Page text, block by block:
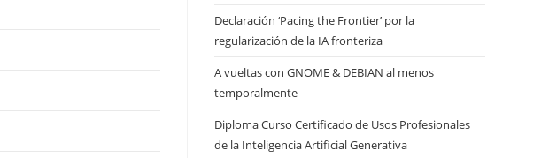
Declaración ‘Pacing the Frontier’ por la
regularización de la IA fronteriza
A vueltas con GNOME & DEBIAN al menos
temporalmente
Diploma Curso Certificado de Usos Profesionales
de la Inteligencia Artificial Generativa